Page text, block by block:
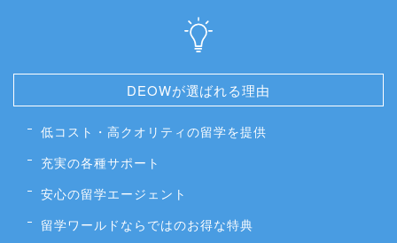
DEOWが選ばれる理由
低コスト・高クオリティの留学を提供
充実の各種サポート
安心の留学エージェント
留学ワールドならではのお得な特典